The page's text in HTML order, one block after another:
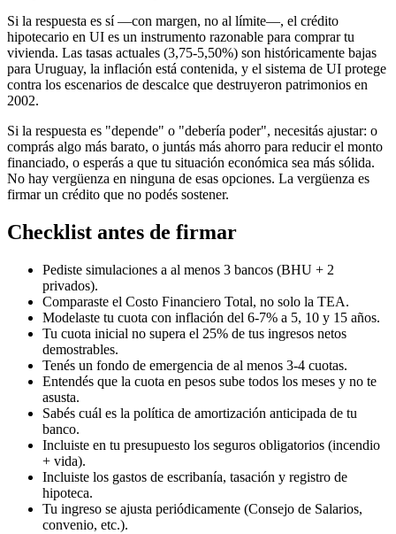
Si la respuesta es sí —con margen, no al límite—, el crédito
hipotecario en UI es un instrumento razonable para comprar tu
vivienda. Las tasas actuales (3,75-5,50%) son históricamente bajas
para Uruguay, la inflación está contenida, y el sistema de UI protege
contra los escenarios de descalce que destruyeron patrimonios en
2002.
Si la respuesta es "depende" o "debería poder", necesitás ajustar: o
comprás algo más barato, o juntás más ahorro para reducir el monto
financiado, o esperás a que tu situación económica sea más sólida.
No hay vergüenza en ninguna de esas opciones. La vergüenza es
firmar un crédito que no podés sostener.
Checklist antes de firmar
Pediste simulaciones a al menos 3 bancos (BHU + 2
privados).
Comparaste el Costo Financiero Total, no solo la TEA.
Modelaste tu cuota con inflación del 6-7% a 5, 10 y 15 años.
Tu cuota inicial no supera el 25% de tus ingresos netos
demostrables.
Tenés un fondo de emergencia de al menos 3-4 cuotas.
Entendés que la cuota en pesos sube todos los meses y no te
asusta.
Sabés cuál es la política de amortización anticipada de tu
banco.
Incluiste en tu presupuesto los seguros obligatorios (incendio
+ vida).
Incluiste los gastos de escribanía, tasación y registro de
hipoteca.
Tu ingreso se ajusta periódicamente (Consejo de Salarios,
convenio, etc.).